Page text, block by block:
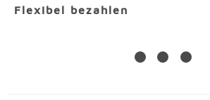
Flexibel bezahlen